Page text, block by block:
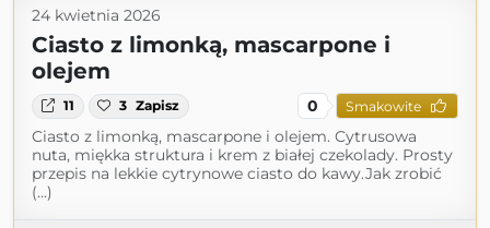
24 kwietnia 2026
Ciasto z limonką, mascarpone i
olejem
11 3 Zapisz 0 Smakowite
Ciasto z limonką, mascarpone i olejem. Cytrusowa
nuta, miękka struktura i krem z białej czekolady. Prosty
przepis na lekkie cytrynowe ciasto do kawy.Jak zrobić
(...)